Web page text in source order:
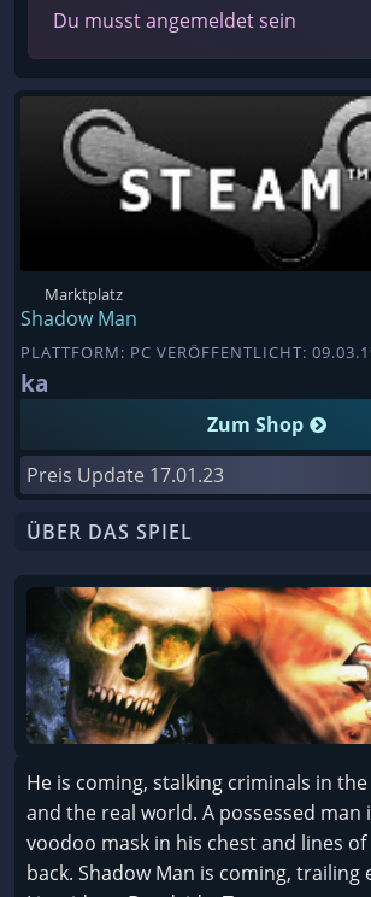
Du musst angemeldet sein
Marktplatz
Shadow Man
PLATTFORM: PC VERÖFFENTLICHT:
ka
Zum Shop
Preis Update 17.01.23
ÜBER DAS SPIEL
He is coming, stalking criminals in
and the real world. A possessed man
voodoo mask in his chest and lines
back. Shadow Man is coming, trailing